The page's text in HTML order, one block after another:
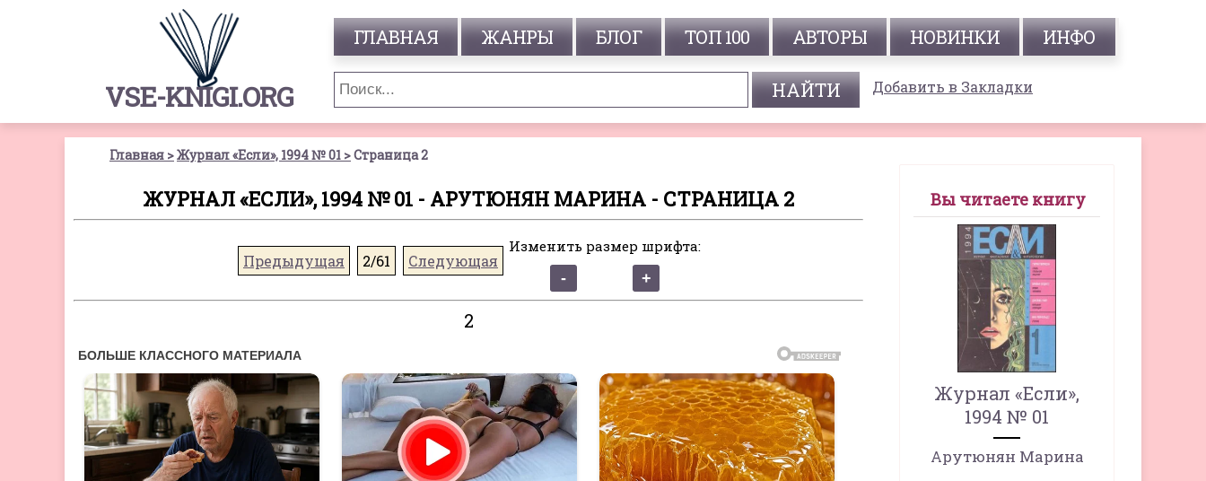
VSE-KNIGI.ORG
ГЛАВНАЯ ЖАНРЫ БЛОГ ТОП 100 АВТОРЫ НОВИНКИ ИНФО
Добавить в Закладки
Главная Журнал «Если», 1994 № 01 Страница 2
ЖУРНАЛ «ЕСЛИ», 1994 № 01 - АРУТЮНЯН МАРИНА - СТРАНИЦА 2
Предыдущая 2/61 Следующая
Изменить размер шрифта:
2
Вы читаете книгу
Журнал «Если»,
1994 № 01
Арутюнян Марина